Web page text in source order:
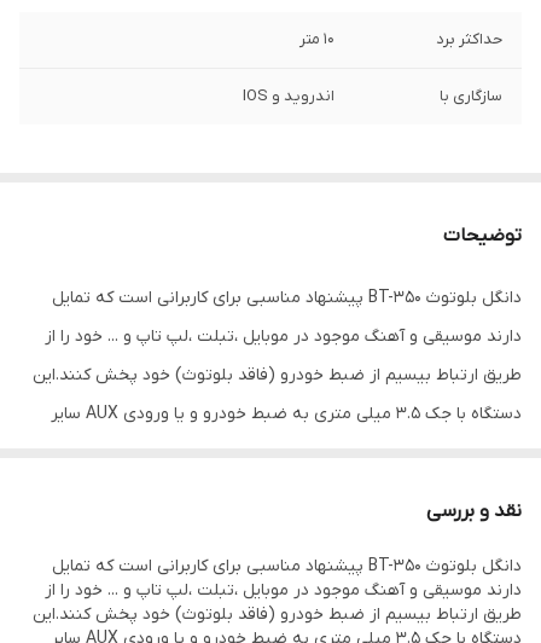
حداکثر برد 10 متر
سازگاری با اندروید و IOS
توضیحات
دانگل بلوتوث BT-350 پیشنهاد مناسبی برای کاربرانی است که تمایل
دارند موسیقی و آهنگ موجود در موبایل ،تبلت ،لپ تاپ و ... خود را از
طریق ارتباط بیسیم از ضبط خودرو (فاقد بلوتوث) خود پخش کنند.این
دستگاه با جک 3.5 میلی متری به ضبط خودرو و یا ورودی AUX سایر
دستگاه جفت خواهید شد. سپس بدون حضور دست و پاگیر کابل ها می
توانید آهنگ های مورد نظر خود را بر روی آن پخش نموده و یا مکالمات
خود را انجام دهید. به همراه این گیرنده یک کابل شارژ میکرو یو اس بی
نقد و بررسی
دانگل بلوتوث BT-350 پیشنهاد مناسبی برای کاربرانی است که تمایل
دارند موسیقی و آهنگ موجود در موبایل ،تبلت ،لپ تاپ و ... خود را از
طریق ارتباط بیسیم از ضبط خودرو (فاقد بلوتوث) خود پخش کنند.این